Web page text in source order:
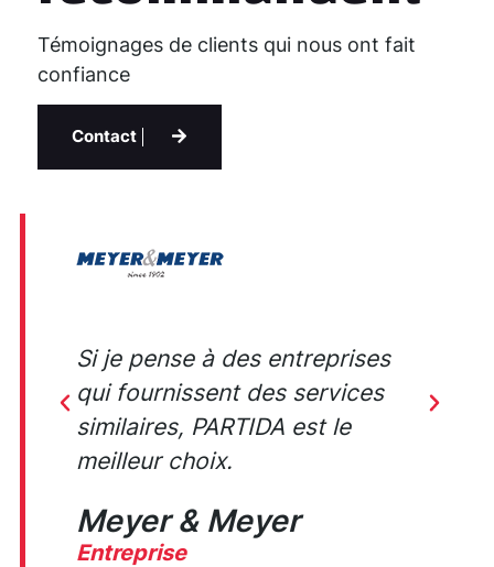
Témoignages de clients qui nous ont fait
confiance
Contact
Si je pense à des entreprises
qui fournissent des services
similaires, PARTIDA est le
meilleur choix.
Meyer & Meyer
Entreprise